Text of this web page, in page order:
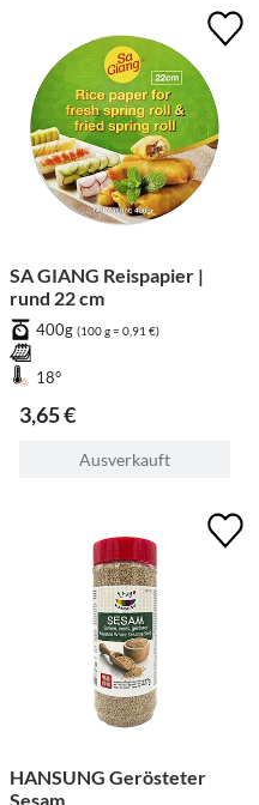
SA GIANG Reispapier |
rund 22 cm
400g (100 g = 0,91 €)
18°
3,65 €
Ausverkauft
HANSUNG Gerösteter
Sesam